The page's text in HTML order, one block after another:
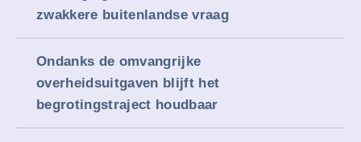
zwakkere buitenlandse vraag
Ondanks de omvangrijke
overheidsuitgaven blijft het
begrotingstraject houdbaar